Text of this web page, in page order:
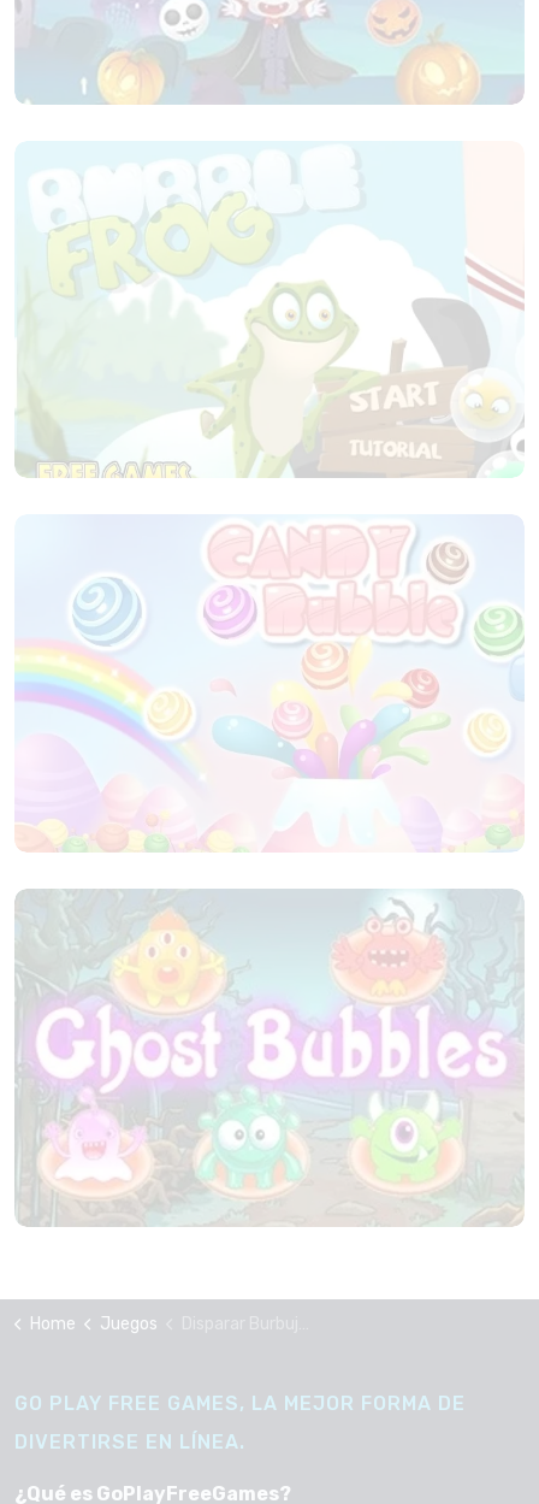
Home Juegos
GO PLAY FREE GAMES, LA MEJOR FORMA DE
DIVERTIRSE EN LÍNEA.
¿Qué es GoPlayFreeGames?